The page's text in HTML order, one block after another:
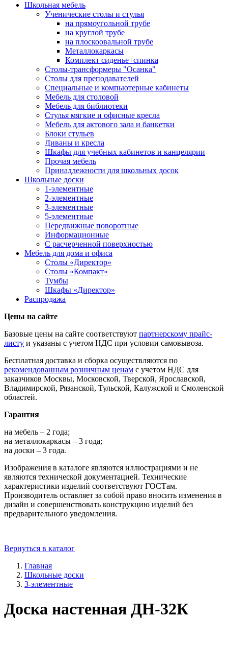
Школьная мебель
Ученические столы и стулья
на прямоугольной трубе
на круглой трубе
на плоскоовальной трубе
Металлокаркасы
Комплект сиденье+спинка
Столы-трансформеры "Осанка"
Столы для преподавателей
Специальные и компьютерные кабинеты
Мебель для столовой
Мебель для библиотеки
Стулья мягкие и офисные кресла
Мебель для актового зала и банкетки
Блоки стульев
Диваны и кресла
Шкафы для учебных кабинетов и канцелярии
Прочая мебель
Принадлежности для школьных досок
Школьные доски
1-элементные
2-элементные
3-элементные
5-элементные
Передвижные поворотные
Информационные
С расчерченной поверхностью
Мебель для дома и офиса
Столы «Директор»
Столы «Компакт»
Тумбы
Шкафы «Директор»
Распродажа
Цены на сайте
Базовые цены на сайте соответствуют партнерскому прайс-
листу и указаны с учетом НДС при условии самовывоза.
Бесплатная доставка и сборка осуществляются по
рекомендованным розничным ценам с учетом НДС для
заказчиков Москвы, Московской, Тверской, Ярославской,
Владимирской, Рязанской, Тульской, Калужской и Смоленской
областей.
Гарантия
на мебель – 2 года;
на металлокаркасы – 3 года;
на доски – 3 года.
Изображения в каталоге являются иллюстрациями и не
являются технической документацией. Технические
характеристики изделий соответствуют ГОСТам.
Производитель оставляет за собой право вносить изменения в
дизайн и совершенствовать конструкцию изделий без
предварительного уведомления.
Вернуться в каталог
Главная
Школьные доски
3-элементные
Доска настенная ДН-32К